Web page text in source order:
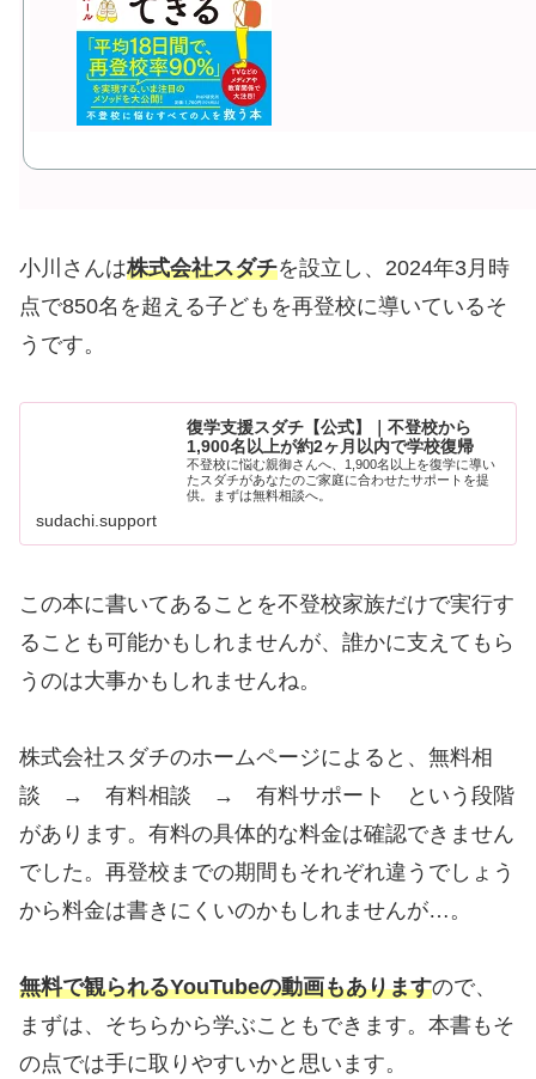
小川さんは株式会社スダチを設立し、2024年3月時
点で850名を超える子どもを再登校に導いているそ
うです。
復学支援スダチ【公式】｜不登校から
1,900名以上が約2ヶ月以内で学校復帰
不登校に悩む親御さんへ、1,900名以上を復学に導い
たスダチがあなたのご家庭に合わせたサポートを提
供。まずは無料相談へ。
sudachi.support
この本に書いてあることを不登校家族だけで実行す
ることも可能かもしれませんが、誰かに支えてもら
うのは大事かもしれませんね。
株式会社スダチのホームページによると、無料相
談 → 有料相談 → 有料サポート という段階
があります。有料の具体的な料金は確認できません
でした。再登校までの期間もそれぞれ違うでしょう
から料金は書きにくいのかもしれませんが…。
無料で観られるYouTubeの動画もありますので、
まずは、そちらから学ぶこともできます。本書もそ
の点では手に取りやすいかと思います。